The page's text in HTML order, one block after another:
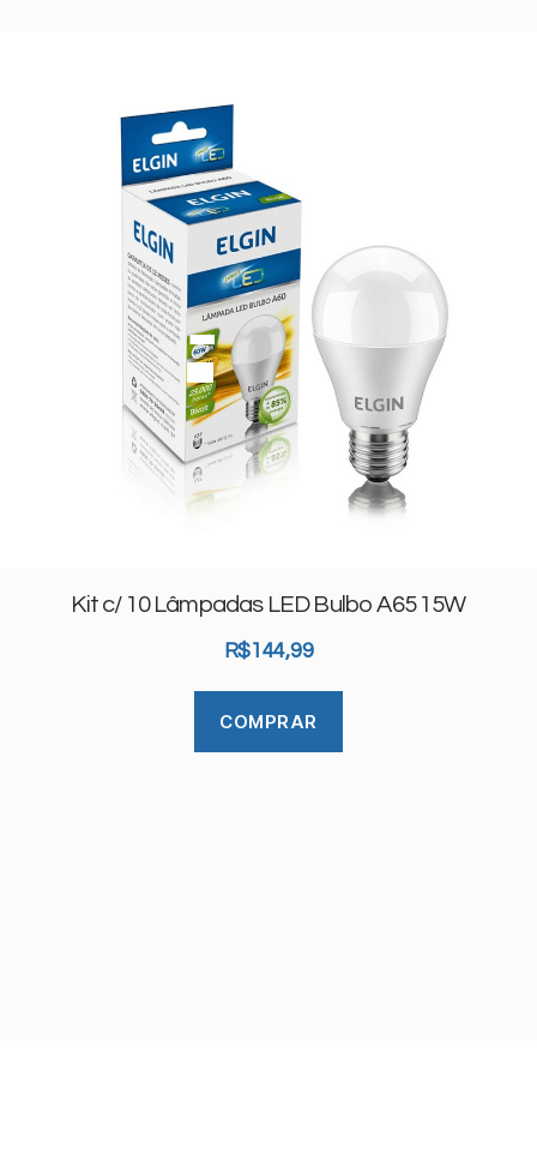
Kit c/ 10 Lâmpadas LED Bulbo A65 15W
R$144,99
COMPRAR